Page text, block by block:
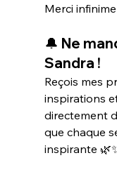
Merci
🔔 Ne
Sandra !
Reçois mes
inspirations
directement
que chaque
inspirante